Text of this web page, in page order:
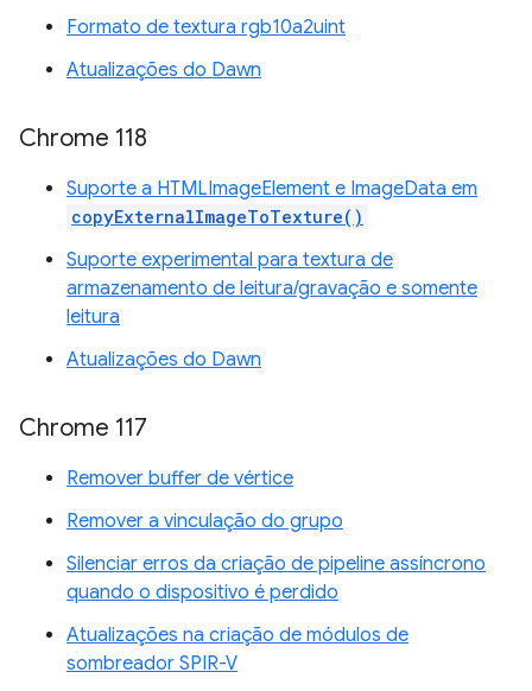
Formato de textura rgb10a2uint
Atualizações do Dawn
Chrome 118
Suporte a HTMLImageElement e ImageData em
copyExternalImageToTexture()
Suporte experimental para textura de
armazenamento de leitura/gravação e somente
leitura
Atualizações do Dawn
Chrome 117
Remover buffer de vértice
Remover a vinculação do grupo
Silenciar erros da criação de pipeline assíncrono
quando o dispositivo é perdido
Atualizações na criação de módulos de
sombreador SPIR-V